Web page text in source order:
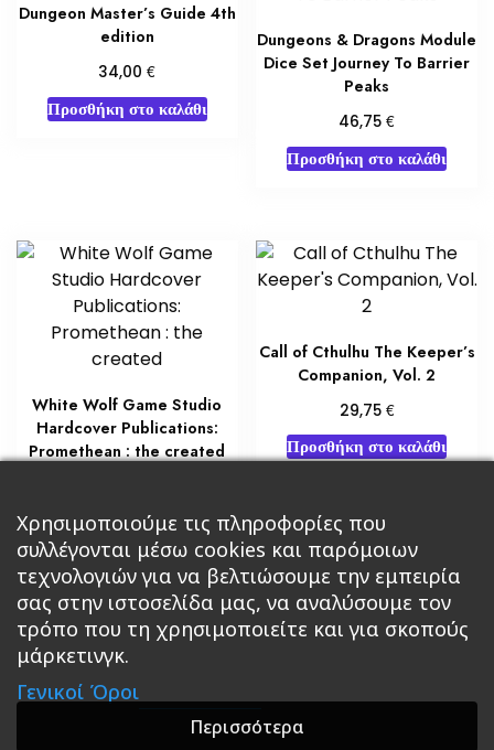
Dungeon Master’s Guide 4th
edition
34,00€
Προσθήκη στο καλάθι
Dungeons & Dragons Module
Dice Set Journey To Barrier
Peaks
46,75€
Προσθήκη στο καλάθι
White Wolf Game Studio
Hardcover Publications:
Promethean : the created
Διαβάστε περισσότερα
Call of Cthulhu The Keeper’s
Companion, Vol. 2
29,75 €
Προσθήκη στο καλάθι
Κεντρική Βιβλία
Roleplaying Games Ψυχαγωγία Εκδόσεις Βάρδος
Σε Προσφορά
Χρησιμοποιούμε τις πληροφορίες που
συλλέγονται μέσω cookies και παρόμοιων
τεχνολογιών για να βελτιώσουμε την εμπειρία
σας στην ιστοσελίδα μας, να αναλύσουμε τον
τρόπο που τη χρησιμοποιείτε και για σκοπούς
μάρκετινγκ.
Γενικοί Όροι
Περισσότερα